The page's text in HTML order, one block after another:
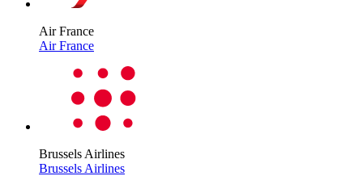
Air France
Air France
Brussels Airlines
Brussels Airlines